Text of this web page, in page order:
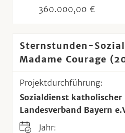
360.000,00 €
Sternstunden-
Madame Courage
Projektdurchführung:
Sozialdienst katholischer
Landesverband Bayern
Jahr: